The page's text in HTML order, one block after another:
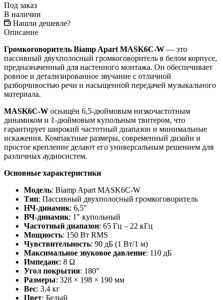
Под заказ
В наличии
Нашли дешевле?
Описание
Громкоговоритель Biamp Apart MASK6C-W — это
пассивный двухполосный громкоговоритель в белом корпусе,
предназначенный для настенного монтажа. Он обеспечивает
ровное и детализированное звучание с отличной
разборчивостью речи и насыщенной передачей музыкального
материала.
MASK6C-W оснащён 6,5‑дюймовым низкочастотным
динамиком и 1‑дюймовым купольным твитером, что
гарантирует широкий частотный диапазон и минимальные
искажения. Компактные размеры, современный дизайн и
простое крепление делают его универсальным решением для
различных аудиосистем.
Основные характеристики
Модель: Biamp Apart MASK6C-W
Тип: Пассивный двухполосный громкоговоритель
НЧ‑динамик: 6,5″
ВЧ‑динамик: 1″ купольный
Частотный диапазон: 65 Гц – 22 кГц
Мощность: 150 Вт RMS
Чувствительность: 90 дБ (1 Вт/1 м)
Максимальное звуковое давление: 110 дБ
Импеданс: 8 Ω
Угол покрытия: 180°
Размеры: 328 × 198 × 190 мм
Вес: 3,4 кг
Цвет: Белый